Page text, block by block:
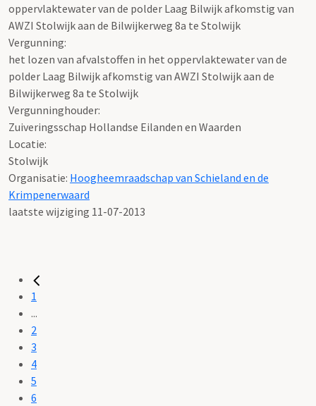
oppervlaktewater van de polder Laag Bilwijk afkomstig van
AWZI Stolwijk aan de Bilwijkerweg 8a te Stolwijk
Vergunning:
het lozen van afvalstoffen in het oppervlaktewater van de
polder Laag Bilwijk afkomstig van AWZI Stolwijk aan de
Bilwijkerweg 8a te Stolwijk
Vergunninghouder:
Zuiveringsschap Hollandse Eilanden en Waarden
Locatie:
Stolwijk
Organisatie: Hoogheemraadschap van Schieland en de
Krimpenerwaard
laatste wijziging 11-07-2013
1
...
2
3
4
5
6